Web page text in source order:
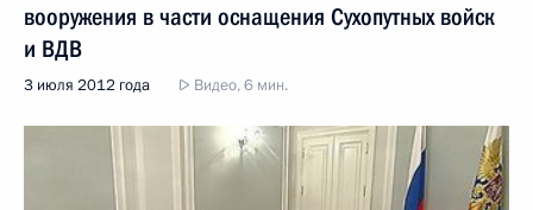
вооружения в части оснащения Сухопутных войск
и ВДВ
3 июля 2012 года Видео, 6 мин.